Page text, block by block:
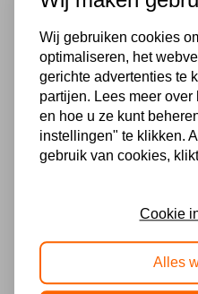
autopilot. Dit is een
bij de besturing. De
snelheid automatisch
nog vele andere
aanpassen van de
aan de IPad, gekoppeld
De Tesla heeft een
Wij gebruiken cookies
optimaliseren, het
gerichte advertenties te
partijen. Lees meer
en hoe u ze kunt
instellingen" te klikken.
gebruik van cookies,
Cookie
Alles